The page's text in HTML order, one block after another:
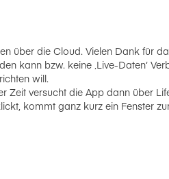
über die Cloud. Vielen Dank für
kann bzw. keine ‚Live-Daten‘
will.
versucht die App dann über
kommt ganz kurz ein Fenster